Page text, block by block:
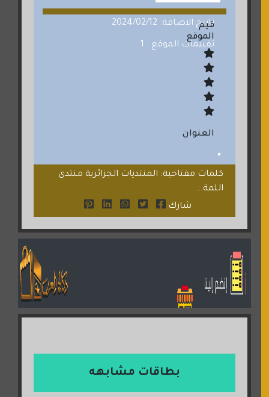
تاريخ الاضافة: 2024/02/12
تقييمات الموقع : 1
قيم
الموقع
العنوان
كلمات مفتاحية: المنتديات الجزائرية منتدى
اللمة...
شارك
بطاقات مشابهه